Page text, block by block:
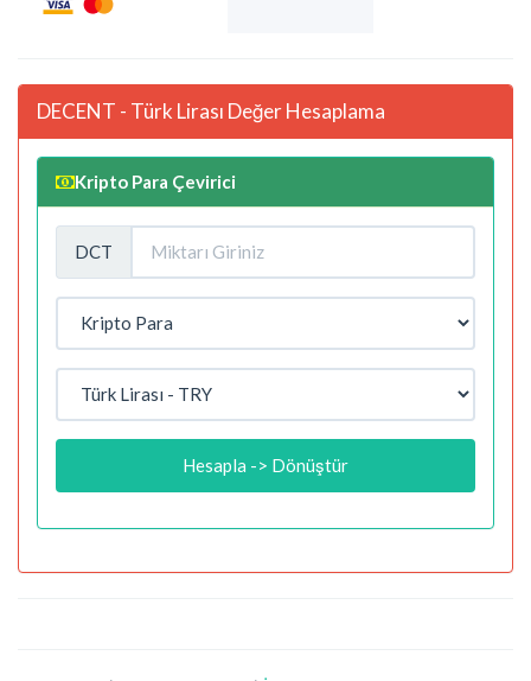
DECENT - Türk Lirası Değer Hesaplama
Kripto Para Çevirici
DCT
Hesapla -> Dönüştür